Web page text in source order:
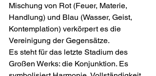
Mischung von Rot (Feuer, Materie,
Handlung) und Blau (Wasser, Geist,
Kontemplation) verkörpert es die
Vereinigung der Gegensätze.
Es steht für das letzte Stadium des
Großen Werks: die Konjunktion. Es